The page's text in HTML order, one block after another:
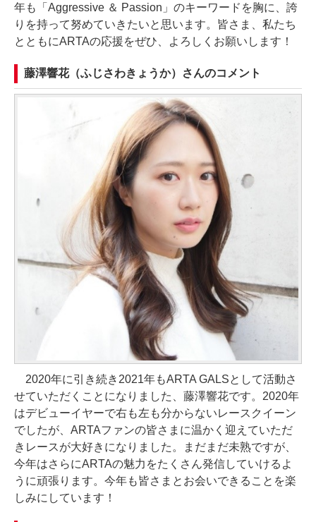
年も「Aggressive ＆ Passion」のキーワードを胸に、誇
りを持って努めていきたいと思います。皆さま、私たち
とともにARTAの応援をぜひ、よろしくお願いします！
藤澤響花（ふじさわきょうか）さんのコメント
2020年に引き続き2021年もARTA GALSとして活動さ
せていただくことになりました、藤澤響花です。2020年
はデビューイヤーで右も左も分からないレースクイーン
でしたが、ARTAファンの皆さまに温かく迎えていただ
きレースが大好きになりました。まだまだ未熟ですが、
今年はさらにARTAの魅力をたくさん発信していけるよ
うに頑張ります。今年も皆さまとお会いできることを楽
しみにしています！